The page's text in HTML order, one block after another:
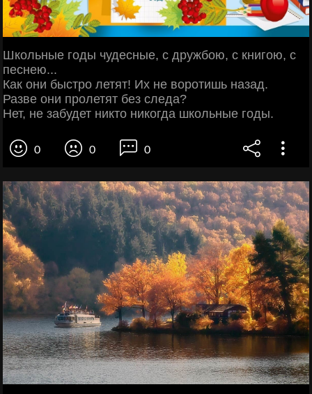
Школьные годы чудесные, с дружбою, с книгою, с
песнею...
Как они быстро летят! Их не воротишь назад.
Разве они пролетят без следа?
Нет, не забудет никто никогда школьные годы.
0 0 0